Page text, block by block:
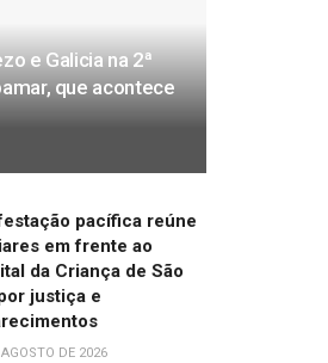
e Galicia na 2ª
que acontece
pacífica reúne
em frente ao
da Criança de São
justiça e
DE 2026